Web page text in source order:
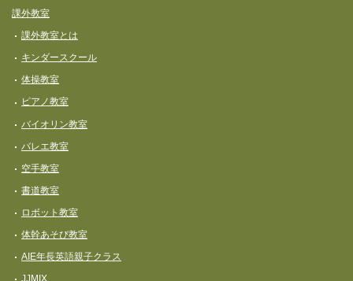
課外教室
課外教室とは
キンダースクール
体操教室
ピアノ教室
バイオリン教室
バレエ教室
空手教室
書道教室
ロボット教室
体幹あそび教室
AIE年長英語親子クラス
JJMIX